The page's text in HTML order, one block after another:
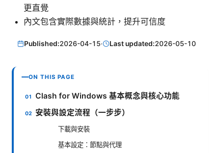
更直覺
內文包含實際數據與統計，提升可信度
Published:2026-04-15· Last updated:2026-05-10
ON THIS PAGE
Clash for Windows 基本概念與核心功能
安裝與設定流程（一步步）
下載與安裝
基本設定：節點與代理